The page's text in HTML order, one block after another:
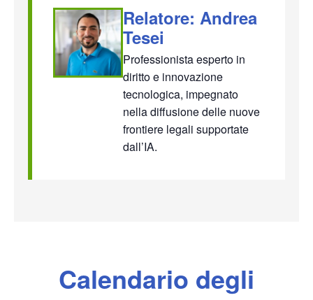
Relatore: Andrea
Tesei
Professionista esperto in
diritto e innovazione
tecnologica, impegnato
nella diffusione delle nuove
frontiere legali supportate
dall’IA.
Calendario degli